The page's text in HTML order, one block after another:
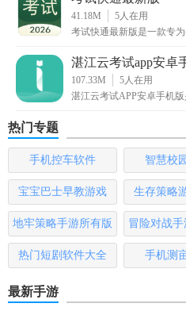
4. 学习进度追踪：记录用户的
帮助用户清晰掌握学习进度。
5. 个性化学习计划：根据用户
学习计划，提升学习效率。
【考试快通app安卓版亮点】
1. 智能评估：通过大数据分析
提供个性化改进建议。
2. 互动学习：支持在线答题、
性，促进知识共享。
3. 离线下载：支持学习资源离
41.18M 5人在用
考试快通最新版是一款专
湛江云考试app安卓
107.33M 5人在用
湛江云考试APP安卓手机
热门专题
手机控车软件 智慧校
宝宝巴士早教游戏 生存策略
地牢策略手游所有版
本
冒险对战
哪
热门短剧软件大全 手机测
最新手游